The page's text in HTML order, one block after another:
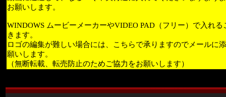
お願いします。
WINDOWS ムービーメーカーやVIDEO PAD（フリー）で入れる
きます。
ロゴの編集が難しい場合には、こちらで承りますのでメールに
願いします。
（無断転載、転売防止のためご協力をお願いします）